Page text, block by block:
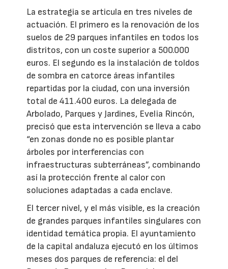
La estrategia se articula en tres niveles de
actuación. El primero es la renovación de los
suelos de 29 parques infantiles en todos los
distritos, con un coste superior a 500.000
euros. El segundo es la instalación de toldos
de sombra en catorce áreas infantiles
repartidas por la ciudad, con una inversión
total de 411.400 euros. La delegada de
Arbolado, Parques y Jardines, Evelia Rincón,
precisó que esta intervención se lleva a cabo
“en zonas donde no es posible plantar
árboles por interferencias con
infraestructuras subterráneas”, combinando
así la protección frente al calor con
soluciones adaptadas a cada enclave.
El tercer nivel, y el más visible, es la creación
de grandes parques infantiles singulares con
identidad temática propia. El ayuntamiento
de la capital andaluza ejecutó en los últimos
meses dos parques de referencia: el del